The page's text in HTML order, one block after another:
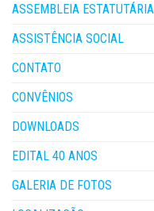
ASSEMBLEIA ESTATUTÁRIA
ASSISTÊNCIA SOCIAL
CONTATO
CONVÊNIOS
DOWNLOADS
EDITAL 40 ANOS
GALERIA DE FOTOS